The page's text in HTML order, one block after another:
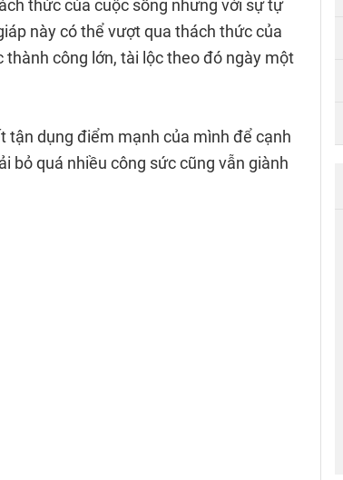
thức của cuộc sống nhưng với sự tự
này có thể vượt qua thách thức của
công lớn, tài lộc theo đó ngày một
tận dụng điểm mạnh của mình để cạnh
bỏ quá nhiều công sức cũng vẫn giành